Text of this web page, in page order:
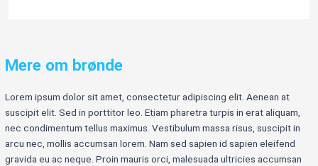
Mere om brønde
Lorem ipsum dolor sit amet, consectetur adipiscing elit. Aenean at
suscipit elit. Sed in porttitor leo. Etiam pharetra turpis in erat aliquam,
nec condimentum tellus maximus. Vestibulum massa risus, suscipit in
arcu nec, mollis accumsan lorem. Nam sed sapien id sapien eleifend
gravida eu ac neque. Proin mauris orci, malesuada ultricies accumsan